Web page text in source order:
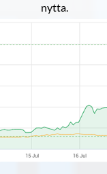
nytta.